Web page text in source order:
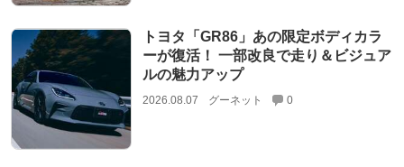
トヨタ「GR86」あの限定ボディカラ
ーが復活！ 一部改良で走り＆ビジュア
ルの魅力アップ
2026.08.07 グーネット 0